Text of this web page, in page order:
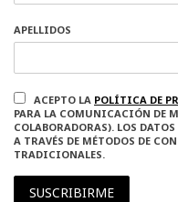
APELLIDOS
ACEPTO LA POLÍTICA DE
PARA LA COMUNICACIÓN DE
COLABORADORAS). LOS
A TRAVÉS DE MÉTODOS DE
TRADICIONALES.
SUSCRIBIRME